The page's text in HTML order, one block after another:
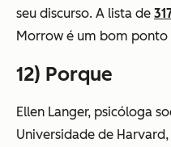
seu discurso. A lista de
Morrow é um bom
12) Porque
Ellen Langer, psicóloga
Universidade de